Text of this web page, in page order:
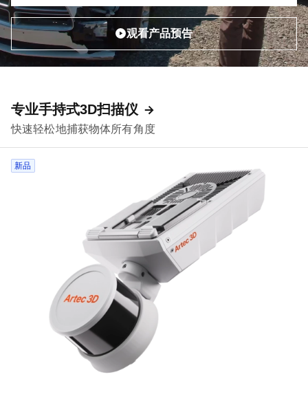
观看产品预告
专业手持式3D扫描仪
快速轻松地捕获物体所有角度
新品